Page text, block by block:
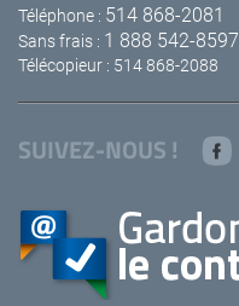
Téléphone : 514 868-2081
Sans frais : 1 888 542-8597
Télécopieur : 514 868-2088
SUIVEZ-NOUS !